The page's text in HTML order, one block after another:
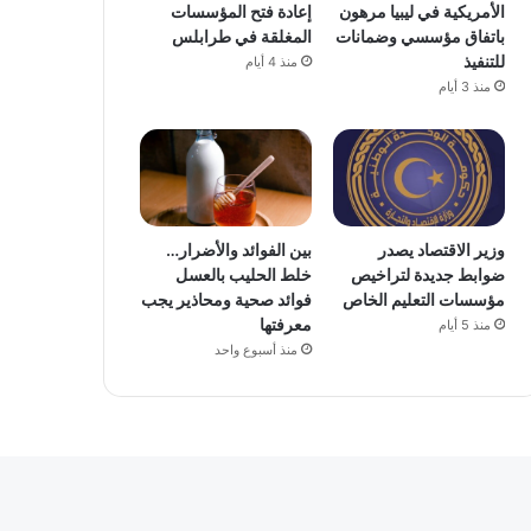
الأمريكية في ليبيا مرهون
باتفاق مؤسسي وضمانات
للتنفيذ
منذ 3 أيام
إعادة فتح المؤسسات
المغلقة في طرابلس
منذ 4 أيام
وزير الاقتصاد يصدر
ضوابط جديدة لتراخيص
مؤسسات التعليم الخاص
منذ 5 أيام
بين الفوائد والأضرار…
خلط الحليب بالعسل
فوائد صحية ومحاذير يجب
معرفتها
منذ أسبوع واحد